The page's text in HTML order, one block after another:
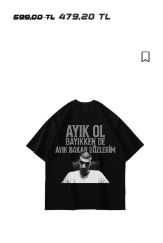
599,00 TL 479,20 TL